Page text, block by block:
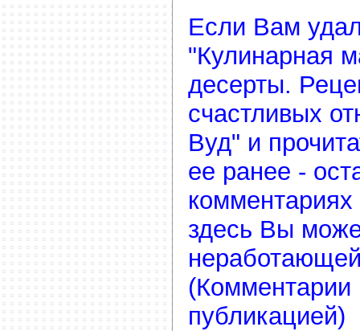
Если Вам
"Кулинарная
десерты.
счастливых
Вуд" и
ее ранее -
здесь Вы
(Комментарии
публикацией)